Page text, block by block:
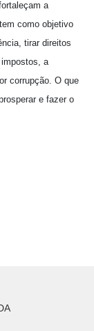
a
como objetivo
tirar direitos
a
corrupção. O que
e fazer o